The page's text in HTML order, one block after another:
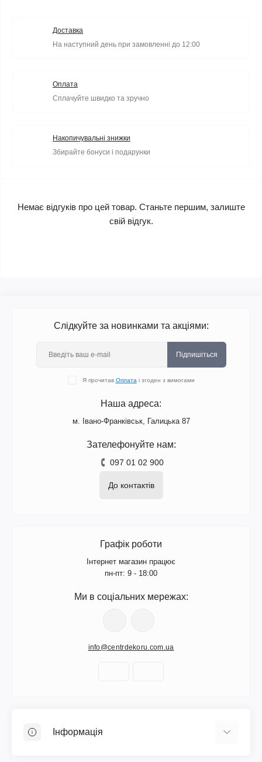
Доставка
На наступний день при замовленні до 12:00
Оплата
Сплачуйте швидко та зручно
Накопичувальні знижки
Збирайте бонуси і подарунки
Немає відгуків про цей товар. Станьте першим, залиште
свій відгук.
Слідкуйте за новинками та акціями:
Підпишіться
Я прочитав Оплата і згоден з вимогами
Наша адреса:
м. Івано-Франківськ, Галицька 87
Зателефонуйте нам:
097 01 02 900
До контактів
Графік роботи
Інтернет магазин працює
пн-пт: 9 - 18:00
Ми в соціальних мережах:
info@centrdekoru.com.ua
Інформація